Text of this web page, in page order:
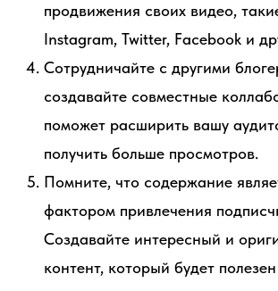
продвижения своих видео,
Instagram, Twitter, Facebook и
Сотрудничайте с другими
создавайте совместные
поможет расширить вашу
получить больше просмотров.
Помните, что содержание
фактором привлечения
Создавайте интересный и
контент, который будет